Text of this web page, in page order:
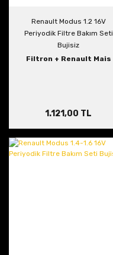
Renault Modus 1.2 16V
Periyodik Filtre Bakım Seti
Bujisiz
Filtron + Renault Mais
1.121,00 TL